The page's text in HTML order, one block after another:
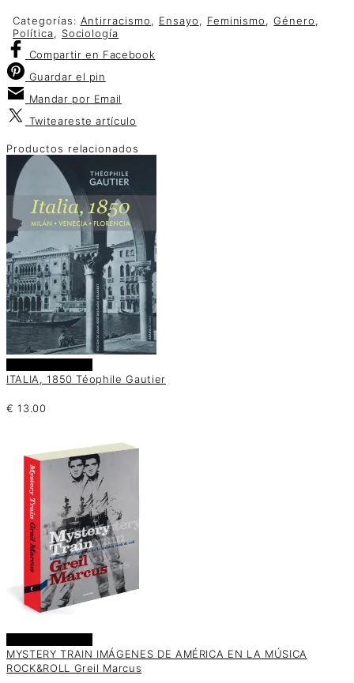
Categorías: Antirracismo, Ensayo, Feminismo,Género,
Política, Sociología
Compartir en Facebook
Guardar el pin
Mandar por Email
Twiteareste artículo
Productos relacionados
ITALIA, 1850 Téophile Gautier
€ 13.00
MYSTERY TRAIN IMÁGENES DE AMÉRICA EN LA MÚSICA
ROCK&ROLL Greil Marcus